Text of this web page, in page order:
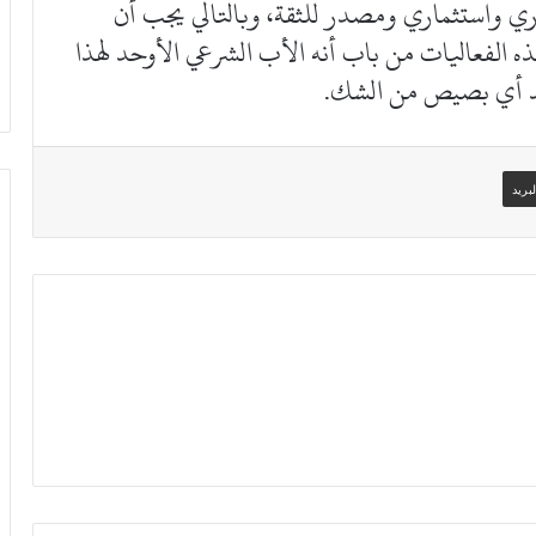
واستثماري ومصدر للثقة، وبالتالي يجب أن
من باب أنه الأب الشرعي الأوحد لهذا
أي بصيص من الشك.